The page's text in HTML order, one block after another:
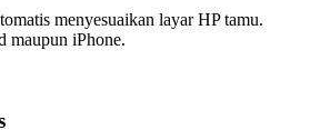
menyesuaikan layar HP tamu.
maupun iPhone.